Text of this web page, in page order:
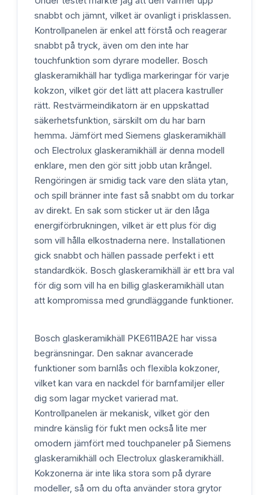
snabbt och jämnt, vilket är ovanligt i prisklassen.
Kontrollpanelen är enkel att förstå och reagerar
snabbt på tryck, även om den inte har
touchfunktion som dyrare modeller. Bosch
glaskeramikhäll har tydliga markeringar för varje
kokzon, vilket gör det lätt att placera kastruller
rätt. Restvärmeindikatorn är en uppskattad
säkerhetsfunktion, särskilt om du har barn
hemma. Jämfört med Siemens glaskeramikhäll
och Electrolux glaskeramikhäll är denna modell
enklare, men den gör sitt jobb utan krångel.
Rengöringen är smidig tack vare den släta ytan,
och spill bränner inte fast så snabbt om du torkar
av direkt. En sak som sticker ut är den låga
energiförbrukningen, vilket är ett plus för dig
som vill hålla elkostnaderna nere. Installationen
gick snabbt och hällen passade perfekt i ett
standardkök. Bosch glaskeramikhäll är ett bra val
för dig som vill ha en billig glaskeramikhäll utan
att kompromissa med grundläggande funktioner.
Bosch glaskeramikhäll PKE611BA2E har vissa
begränsningar. Den saknar avancerade
funktioner som barnlås och flexibla kokzoner,
vilket kan vara en nackdel för barnfamiljer eller
dig som lagar mycket varierad mat.
Kontrollpanelen är mekanisk, vilket gör den
mindre känslig för fukt men också lite mer
omodern jämfört med touchpaneler på Siemens
glaskeramikhäll och Electrolux glaskeramikhäll.
Kokzonerna är inte lika stora som på dyrare
modeller, så om du ofta använder stora grytor